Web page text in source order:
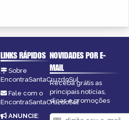
LINKS RÁPIDOS
Sobre
EncontraSantaCruzdoSul
Fale com o
EncontraSantaCruzdoSul
ANUNCIE:
NOVIDADES POR E-
MAIL
Receba grátis as
principais notícias,
dicas e promoções